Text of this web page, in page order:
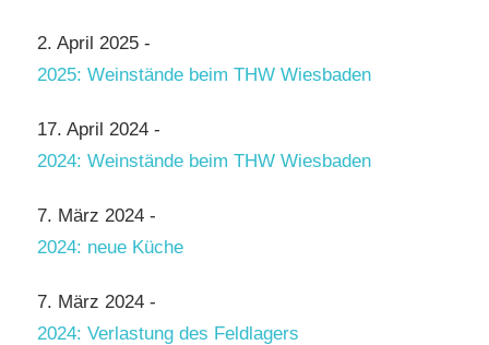
2. April 2025 -
2025: Weinstände beim THW Wiesbaden
17. April 2024 -
2024: Weinstände beim THW Wiesbaden
7. März 2024 -
2024: neue Küche
7. März 2024 -
2024: Verlastung des Feldlagers